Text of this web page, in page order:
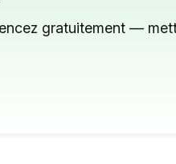
gratuitement —